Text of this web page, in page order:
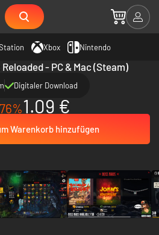
Xbox Nintendo
- PC & Mac (Steam)
Digitaler Download
1.09 €
Warenkorb hinzufügen